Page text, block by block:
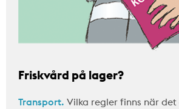
Friskvård på lager?
Transport. Vilka regler finns när